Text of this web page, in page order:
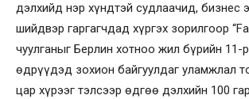
дэлхийд нэр хүндтэй судлаачид, бизнес
шийдвэр гаргагчдад хүргэх зорилгоор
чуулганыг Берлин хотноо жил бүрийн 11-
өдрүүдэд зохион байгуулдаг уламжлал
цар хүрээг тэлсээр өдгөө дэлхийн 100